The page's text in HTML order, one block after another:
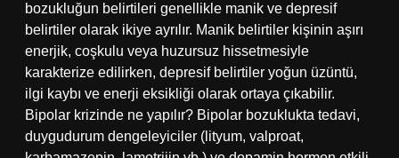
bozukluğun belirtileri genellikle manik ve depresif
belirtiler olarak ikiye ayrılır. Manik belirtiler kişinin aşırı
enerjik, coşkulu veya huzursuz hissetmesiyle
karakterize edilirken, depresif belirtiler yoğun üzüntü,
ilgi kaybı ve enerji eksikliği olarak ortaya çıkabilir.
Bipolar krizinde ne yapılır? Bipolar bozuklukta tedavi,
duygudurum dengeleyiciler (lityum, valproat,